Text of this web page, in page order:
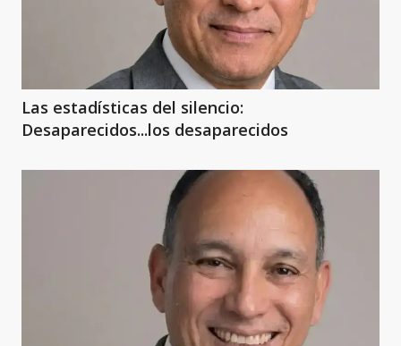
Las estadísticas del silencio:
Desaparecidos...los desaparecidos